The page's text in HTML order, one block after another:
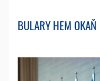
BULARY HEM OKAŇ